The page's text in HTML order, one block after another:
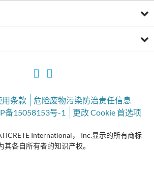
用条款
危险废物污染防治责任信息
备15058153号-1 更改 Cookie 首选项
International， Inc.显示的所有商标
其各自所有者的知识产权。